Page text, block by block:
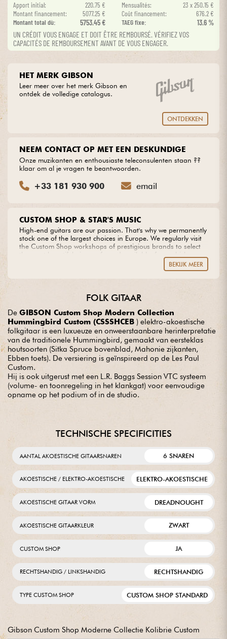
HiFi
Sets
Bekijk onze merken
Apport initial: 220.75 € Mensualités:
23 x 250.15 €
Montant financement:
5077.25 € Coût financement:
676.2 €
Montant total dù:
5753.45 € TAEG fixe: 13.6 %
UN CRÉDIT VOUS ENGAGE ET DOIT ÊTRE REMBOURSÉ. VÉRIFIEZ VOS
CAPACITÉS DE REMBOURSEMENT AVANT DE VOUS ENGAGER.
HET MERK GIBSON
Leer meer over het merk Gibson en
ontdek de volledige catalogus.
ONTDEKKEN
CUSTOM SHOP & STAR'S MUSIC
High-end guitars are our passion. That's why we permanently
stock one of the largest choices in Europe. We regularly visit
the Custom Shop workshops of prestigious brands to select
the most beautiful pieces of wood available, from which we
create our own models. Do you dream of an extraordinary
guitar? Entrust us with your project with complete peace of
BEKIJK MEER
NEEM CONTACT OP MET EEN DESKUNDIGE
Onze muzikanten en enthousiaste teleconsulenten staan ??
klaar om al je vragen te beantwoorden.
+33 181 930 900 email
FOLK GITAAR
De GIBSON Custom Shop Modern Collection
Hummingbird Custom (CSSSHCEB ) elektro-akoestische
folkgitaar is een luxueuze en onweerstaanbare herinterpretatie
van de traditionele Hummingbird, gemaakt van eersteklas
houtsoorten (Sitka Spruce bovenblad, Mahonie zijkanten,
Ebben toets). De versiering is geïnspireerd op de Les Paul
Custom.
Hij is ook uitgerust met een L.R. Baggs Session VTC systeem
(volume- en toonregeling in het klankgat) voor eenvoudige
opname op het podium of in de studio.
TECHNISCHE SPECIFICITIES
AANTAL AKOESTISCHE GITAARSNAREN 6 SNAREN
AKOESTISCHE / ELEKTRO-AKOESTISCHE ELEKTRO-AKOESTISCHE
AKOESTISCHE GITAAR VORM DREADNOUGHT
AKOESTISCHE GITAARKLEUR ZWART
CUSTOM SHOP JA
RECHTSHANDIG / LINKSHANDIG RECHTSHANDIG
TYPE CUSTOM SHOP CUSTOM SHOP STANDARD
Gibson Custom Shop Moderne Collectie Kolibrie Custom